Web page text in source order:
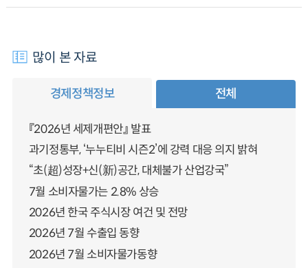
많이 본 자료
경제정책정보 전체
『2026년 세제개편안』 발표
과기정통부, ‘누누티비 시즌2’에 강력 대응 의지 밝혀
“초(超)성장+신(新)공간, 대체불가 산업강국”
7월 소비자물가는 2.8% 상승
2026년 한국 주식시장 여건 및 전망
2026년 7월 수출입 동향
2026년 7월 소비자물가동향